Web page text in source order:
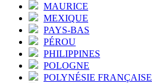
MAURICE
MEXIQUE
PAYS-BAS
PÉROU
PHILIPPINES
POLOGNE
POLYNÉSIE FRANÇAISE